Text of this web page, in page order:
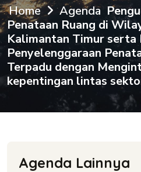
Home Agenda
Penataan Ruang di
Kalimantan Timur serta
Penyelenggaraan
Terpadu dengan
kepentingan lintas
Agenda Lainnya